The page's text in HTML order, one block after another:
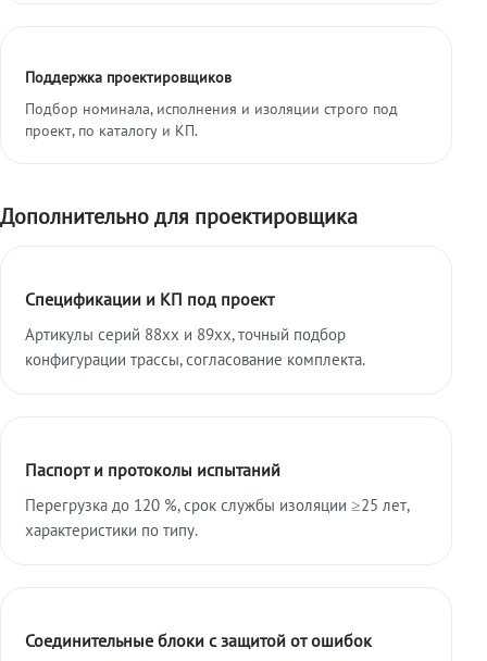
Поддержка проектировщиков
Подбор номинала, исполнения и изоляции строго под
проект, по каталогу и КП.
Дополнительно для проектировщика
Спецификации и КП под проект
Артикулы серий 88xx и 89xx, точный подбор
конфигурации трассы, согласование комплекта.
Паспорт и протоколы испытаний
Перегрузка до 120 %, срок службы изоляции ≥25 лет,
характеристики по типу.
Соединительные блоки с защитой от ошибок